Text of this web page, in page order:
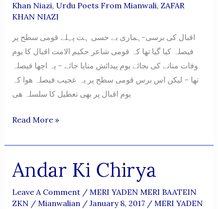
Khan Niazi, Urdu Poets From Mianwali, ZAFAR
KHAN NIAZI
اقبال کی برسی-ہماری بے حسی ہت پہلے قومی سطح پر
فیصلہ کیا گیا تھا کہ قومی شاعر حکیم الامت اقبال کا یوم
وفات منانے کی بجائے یوم پیدائش منایا جائے – یہ اچها فیصلہ
تها – لیکن اس برس قومی سطح پر یہ عجیب فیصلہ ھوا کہ
یوم اقبال پر بھی تعطیل کا سلسلہ هی
Zafar
Niazi
Ke
Mutafarraq
Khutoot
Read More »
Andar Ki Chirya
Leave A Comment / MERI YADEN MERI BAATEIN
ZKN / Mianwalian / January 8, 2017 / MERI YADEN